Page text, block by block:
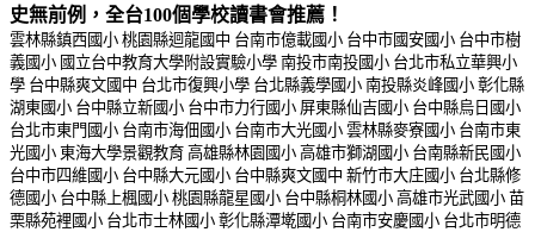
史無前例，全台100個學校讀書會推薦！
雲林縣鎮西國小 桃園縣迴龍國中 台南市億載國小 台中市國安國小 台中市樹
義國小 國立台中教育大學附設實驗小學 南投市南投國小 台北市私立華興小
學 台中縣爽文國中 台北市復興小學 台北縣義學國小 南投縣炎峰國小 彰化縣
湖東國小 台中縣立新國小 台中市力行國小 屏東縣仙吉國小 台中縣烏日國小
台北市東門國小 台南市海佃國小 台南市大光國小 雲林縣麥寮國小 台南市東
光國小 東海大學景觀教育 高雄縣林園國小 高雄市獅湖國小 台南縣新民國小
台中市四維國小 台中縣大元國小 台中縣爽文國中 新竹市大庄國小 台北縣修
德國小 台中縣上楓國小 桃園縣龍星國小 台中縣桐林國小 高雄市光武國小 苗
栗縣苑裡國小 台北市士林國小 彰化縣潭墘國小 台南市安慶國小 台北市明德